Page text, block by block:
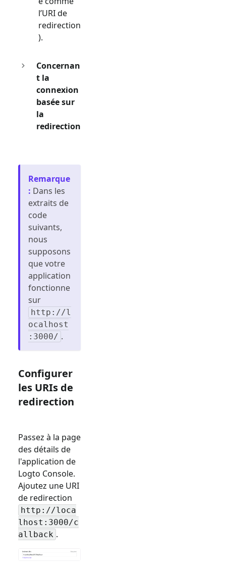
l’URI de
redirection
).
Concernan
t la
connexion
basée sur
la
redirection
Remarque
: Dans les
extraits de
code
suivants,
nous
supposons
que votre
application
fonctionne
sur
http://l
ocalhost
:3000/ .
Configurer
les URIs de
redirection
Passez à la page
des détails de
l'application de
Logto Console.
Ajoutez une URI
de redirection
http://loca
lhost:3000/c
allback .